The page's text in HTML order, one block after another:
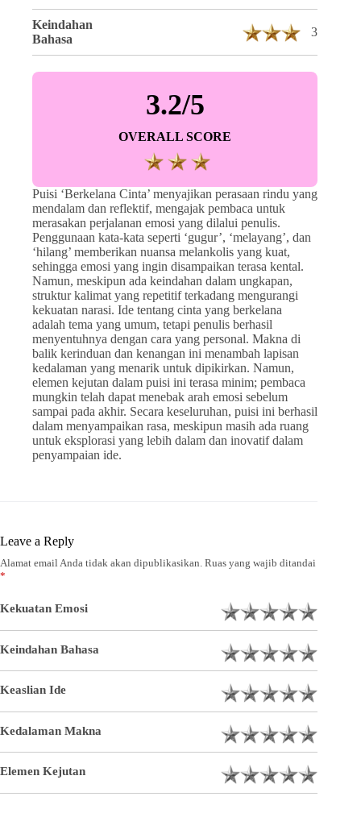
Keindahan
Bahasa
3
3.2/5
OVERALL SCORE
Puisi ‘Berkelana Cinta’ menyajikan perasaan rindu yang
mendalam dan reflektif, mengajak pembaca untuk
merasakan perjalanan emosi yang dilalui penulis.
Penggunaan kata-kata seperti ‘gugur’, ‘melayang’, dan
‘hilang’ memberikan nuansa melankolis yang kuat,
sehingga emosi yang ingin disampaikan terasa kental.
Namun, meskipun ada keindahan dalam ungkapan,
struktur kalimat yang repetitif terkadang mengurangi
kekuatan narasi. Ide tentang cinta yang berkelana
adalah tema yang umum, tetapi penulis berhasil
menyentuhnya dengan cara yang personal. Makna di
balik kerinduan dan kenangan ini menambah lapisan
kedalaman yang menarik untuk dipikirkan. Namun,
elemen kejutan dalam puisi ini terasa minim; pembaca
mungkin telah dapat menebak arah emosi sebelum
sampai pada akhir. Secara keseluruhan, puisi ini berhasil
dalam menyampaikan rasa, meskipun masih ada ruang
untuk eksplorasi yang lebih dalam dan inovatif dalam
penyampaian ide.
Leave a Reply
Alamat email Anda tidak akan dipublikasikan. Ruas yang wajib ditandai
*
Kekuatan Emosi
Keindahan Bahasa
Keaslian Ide
Kedalaman Makna
Elemen Kejutan